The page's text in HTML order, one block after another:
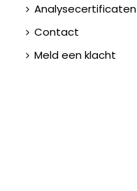
Analysecertificaten
Contact
Meld een klacht